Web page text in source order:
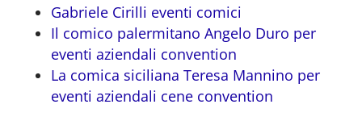
Gabriele Cirilli eventi comici
Il comico palermitano Angelo Duro per
eventi aziendali convention
La comica siciliana Teresa Mannino per
eventi aziendali cene convention